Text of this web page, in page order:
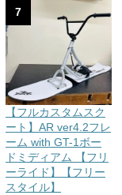
7
【フルカスタムスク
ート】AR ver4.2フレ
ーム with GT-1ボー
ドミディアム 【フリ
ーライド】【フリー
スタイル】